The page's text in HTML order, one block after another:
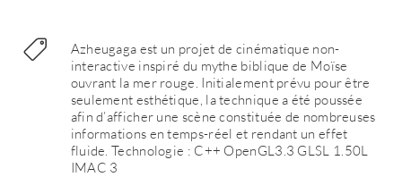
Azheugaga est un projet de cinématique non-
interactive inspiré du mythe biblique de Moïse
ouvrant la mer rouge. Initialement prévu pour être
seulement esthétique, la technique a été poussée
afin d’afficher une scène constituée de nombreuses
informations en temps-réel et rendant un effet
fluide. Technologie : C++ OpenGL3.3 GLSL 1.50L
IMAC 3